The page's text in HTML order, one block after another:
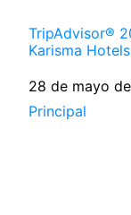
TripAdvisor®
Karisma
Fecha
28 de mayo
Respecto a
Principal